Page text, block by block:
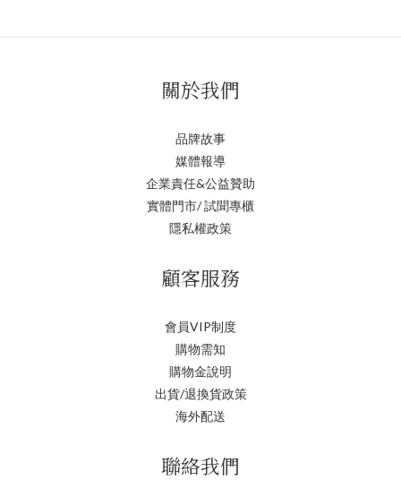
關於我們
品牌故事
媒體報導
企業責任&公益贊助
實體門市/ 試聞專櫃
隱私權政策
顧客服務
會員VIP制度
購物需知
購物金說明
出貨/退換貨政策
海外配送
聯絡我們